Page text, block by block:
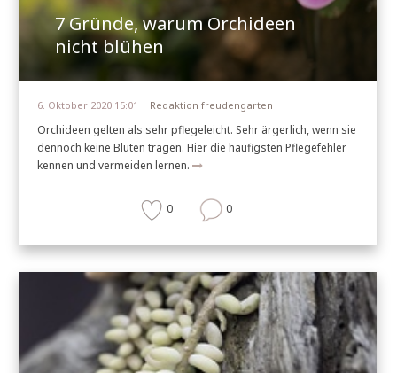
7 Gründe, warum Orchideen
nicht blühen
6. Oktober 2020 15:01 | Redaktion freudengarten
Orchideen gelten als sehr pflegeleicht. Sehr ärgerlich, wenn sie
dennoch keine Blüten tragen. Hier die häufigsten Pflegefehler
kennen und vermeiden lernen.
0 0